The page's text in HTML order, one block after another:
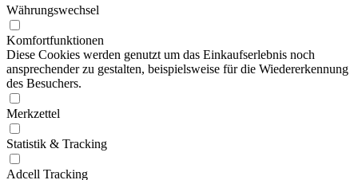
Währungswechsel
Komfortfunktionen
Diese Cookies werden genutzt um das Einkaufserlebnis noch
ansprechender zu gestalten, beispielsweise für die Wiedererkennung
des Besuchers.
Merkzettel
Statistik & Tracking
Adcell Tracking